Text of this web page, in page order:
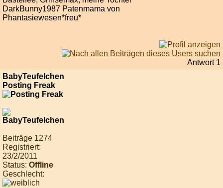
DarkBunny1987 Patenmama von
Phantasiewesen*freu*
Antwort 1
BabyTeufelchen
Posting Freak
Beiträge 1274
Registriert:
23/2/2011
Status: Offline
Geschlecht: